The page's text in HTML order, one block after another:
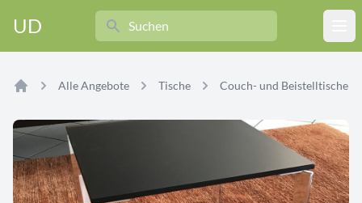
UD
Search
Alle Angebote Tische Couch- und Beistelltische